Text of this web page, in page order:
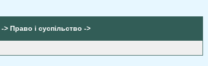
-> Право і суспільство ->